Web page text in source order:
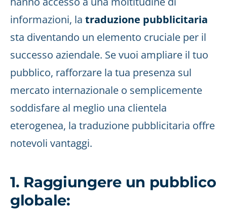
informazioni, la traduzione pubblicitaria
sta diventando un elemento cruciale per il
successo aziendale. Se vuoi ampliare il tuo
pubblico, rafforzare la tua presenza sul
mercato internazionale o semplicemente
soddisfare al meglio una clientela
eterogenea, la traduzione pubblicitaria offre
notevoli vantaggi.
1. Raggiungere un pubblico
globale: